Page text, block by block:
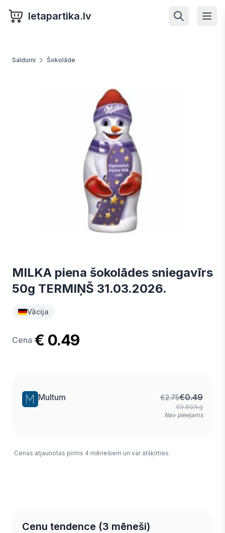
letapartika.lv
Saldumi Šokolāde
MILKA piena šokolādes sniegavīrs
50g TERMIŅŠ 31.03.2026.
Vācija
Cena € 0.49
Multum €2.75€0.49
€9.80/kg
Nav pieejams
Cenas atjaunotas pirms 4 mēnešiem un var atšķirties.
Cenu tendence (3 mēneši)